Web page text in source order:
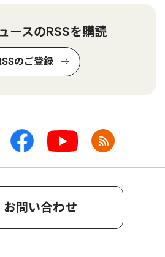
ースのRSSを購読
のご登録
お問い合わせ